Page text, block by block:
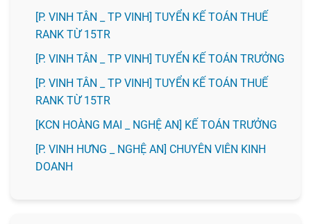
[P. VINH TÂN _ TP VINH] TUYỂN KẾ TOÁN THUẾ
RANK TỪ 15TR
[P. VINH TÂN _ TP VINH] TUYỂN KẾ TOÁN TRƯỞNG
[P. VINH TÂN _ TP VINH] TUYỂN KẾ TOÁN THUẾ
RANK TỪ 15TR
️[KCN HOÀNG MAI _ NGHỆ AN] KẾ TOÁN TRƯỞNG
️[P. VINH HƯNG _ NGHỆ AN] CHUYÊN VIÊN KINH
DOANH